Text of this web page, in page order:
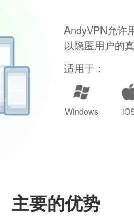
AndyVPN允许
以隐匿用户的
适用于：
Windows
主要的优势